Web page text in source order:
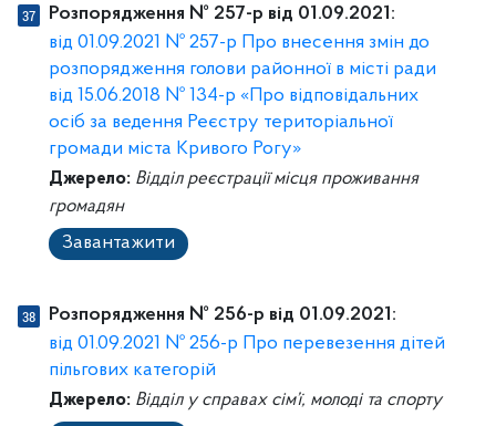
Розпорядження № 257-р від 01.09.2021:
від 01.09.2021 № 257-р Про внесення змін до
розпорядження голови районної в місті ради
від 15.06.2018 № 134-р «Про відповідальних
осіб за ведення Реєстру територіальної
громади міста Кривого Рогу»
Джерело: Відділ реєстрації місця проживання
громадян
Завантажити
Розпорядження № 256-р від 01.09.2021:
від 01.09.2021 № 256-р Про перевезення дітей
пільгових категорій
Джерело: Відділ у справах сім’ї, молоді та спорту